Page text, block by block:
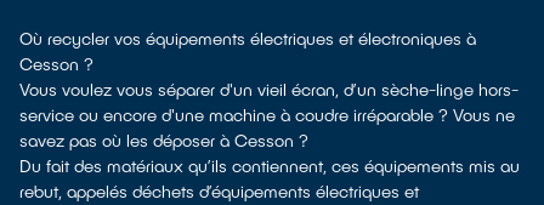
Où recycler vos équipements électriques et électroniques à
Cesson ?
Vous voulez vous séparer d'un vieil écran, d’un sèche-linge hors-
service ou encore d'une machine à coudre irréparable ? Vous ne
savez pas où les déposer à Cesson ?
Du fait des matériaux qu’ils contiennent, ces équipements mis au
rebut, appelés déchets d’équipements électriques et